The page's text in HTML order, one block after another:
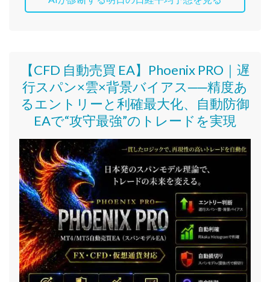
【CFD 自動売買 EA】Phoenix PRO｜遅
行スパン×雲×背景バイアス──精度あ
るエントリーと利確最大化、自動防御
EAで“攻守最強”のトレードを実現